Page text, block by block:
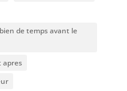
de temps avant le
apres